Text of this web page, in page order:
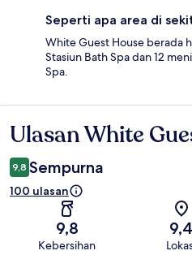
Seperti apa area di
White Guest House berada
Stasiun Bath Spa dan 12
Spa.
Ulasan
Ulasan White
9,8 Sempurna
100 ulasan
9,8
Kebersihan
9,4